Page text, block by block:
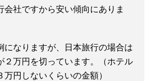
会社ですから安い傾向にありま
になりますが、日本旅行の場合は
２万円を切っています。（ホテル
円しないくらいの金額）